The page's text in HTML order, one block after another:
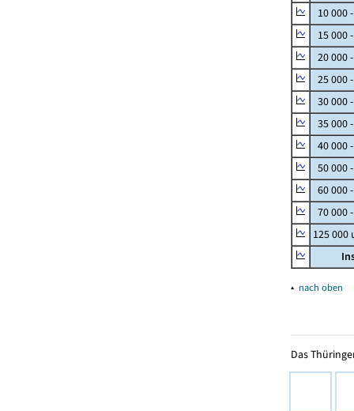
10 000
15 000
20 000
25 000
30 000
35 000
40 000
50 000
60 000
70 000
125
▴ nach oben
Das